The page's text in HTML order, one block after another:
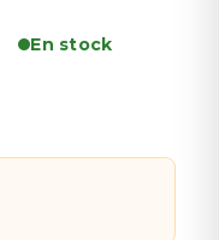
En stock